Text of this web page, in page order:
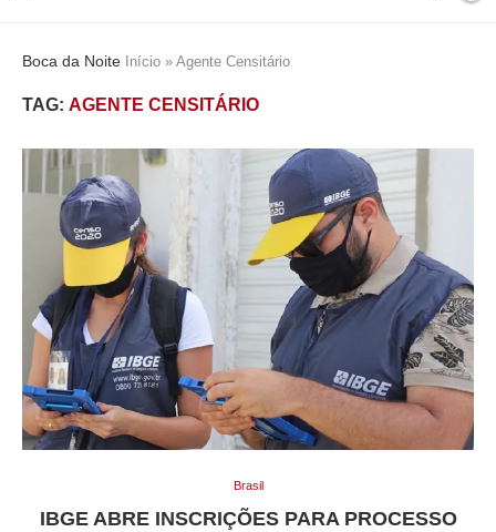
Boca da Noite Início » Agente Censitário
TAG: AGENTE CENSITÁRIO
Brasil
IBGE ABRE INSCRIÇÕES PARA PROCESSO